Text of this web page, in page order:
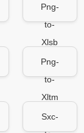
Png-
to-
Xlsb
Png-
to-
Xltm
Sxc-